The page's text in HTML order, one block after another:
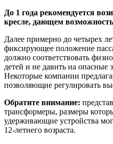
До 1 года рекомендуется
кресле, дающем
Далее примерно до четырех
фиксирующее положение
должно соответствовать
детей и не давить на
Некоторые компании
позволяющие регулировать
Обратите внимание:
трансформеры, размеры
удерживающие устройства
12-летнего возраста.